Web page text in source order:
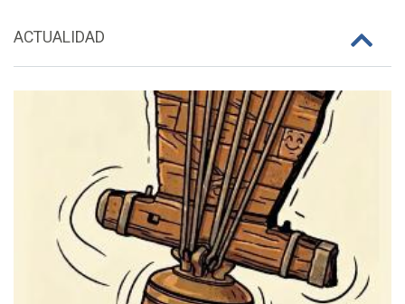
ACTUALIDAD